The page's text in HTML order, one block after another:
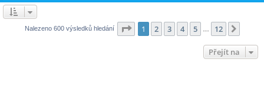
Nalezeno 600 výsledků hledání Stránka z 12
1 2 3 4 5 12
Přejít na